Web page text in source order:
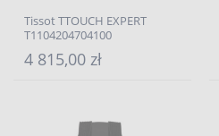
Tissot TTOUCH EXPERT
T1104204704100
4 815,00 zł